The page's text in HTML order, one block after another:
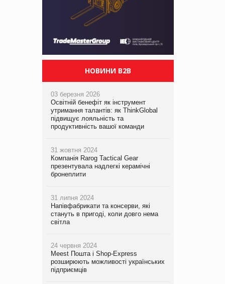
НОВИНИ B2B
03 березня 2026
Освітній бенефіт як інструмент
утримання талантів: як ThinkGlobal
підвищує лояльність та
продуктивність вашої команди
31 жовтня 2024
Компанія Rarog Tactical Gear
презентувала надлегкі керамічні
бронеплити
31 липня 2024
Напівфабрикати та консерви, які
стануть в пригоді, коли довго нема
світла
24 червня 2024
Meest Пошта і Shop-Express
розширюють можливості українських
підприємців